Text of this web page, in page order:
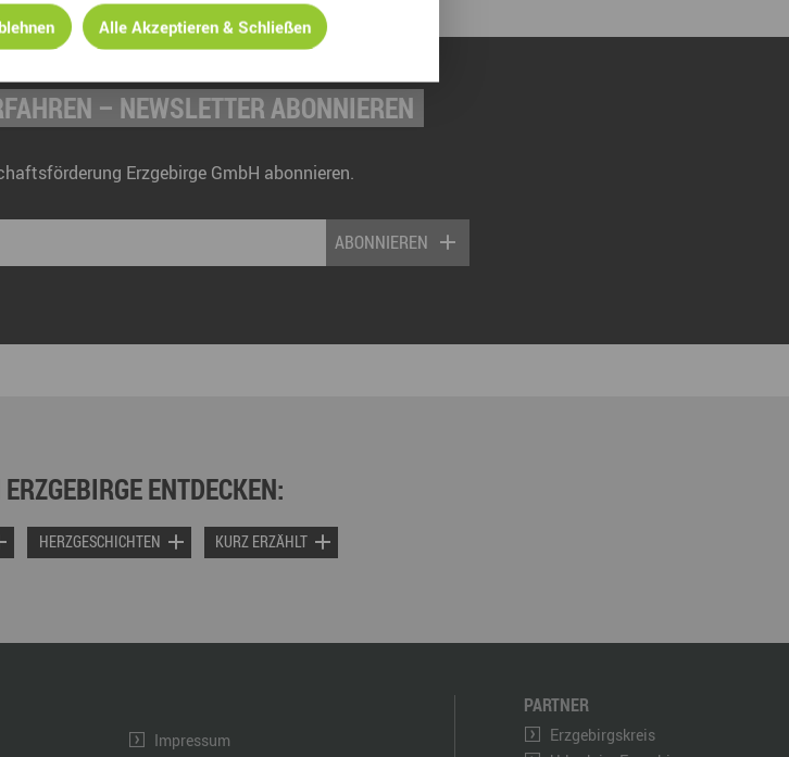
– NEWSLETTER ABONNIEREN
Erzgebirge GmbH abonnieren.
ABONNIEREN
ENTDECKEN:
HERZGESCHICHTEN KURZ ERZÄHLT
Impressum
PARTNER
Erzgebirgskreis
Alle Akzeptieren & Schließen